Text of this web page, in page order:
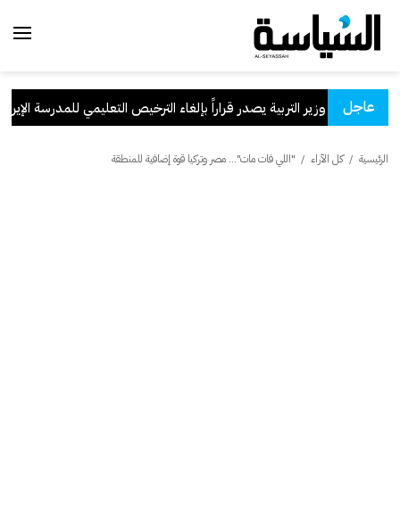
عاجلوزير التربية يصدر قراراً بإلغاء الترخيص التعليمي للمدرسة الإيرانية
الرئيسية /كل الآراء / "اللي فات مات"… مصر وتركيا قوة إضافية للمنطقة